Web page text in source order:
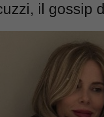
il gossip